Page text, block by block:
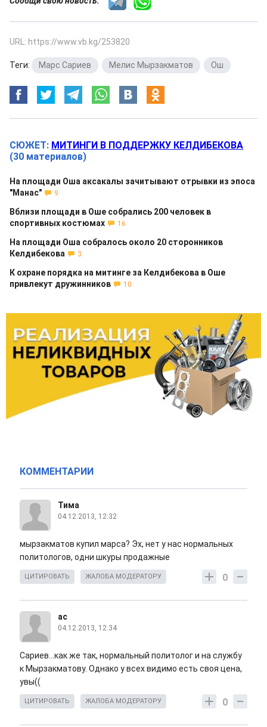
URL: https://www.vb.kg/253820
Теги: Марс Сариев Мелис Мырзакматов Ош
СЮЖЕТ: МИТИНГИ В ПОДДЕРЖКУ КЕЛДИБЕКОВА
(30 материалов)
На площади Оша аксакалы зачитывают отрывки из эпоса
"Манас"
9
Вблизи площади в Оше собрались 200 человек в
спортивных костюмах
16
На площади Оша собралось около 20 сторонников
Келдибекова
3
К охране порядка на митинге за Келдибекова в Оше
привлекут дружинников
10
КОММЕНТАРИИ
Тима
04.12.2013, 12:32
мырзакматов купил марса? Эх, нет у нас нормальных
политологов, одни шкуры продажные
0
ЦИТИРОВАТЬ ЖАЛОБА МОДЕРАТОРУ
ас
04.12.2013, 12:34
Сариев...как же так, нормальный политолог и на службу
к Мырзакматову. Однако у всех видимо есть своя цена,
увы((
0
ЦИТИРОВАТЬ ЖАЛОБА МОДЕРАТОРУ